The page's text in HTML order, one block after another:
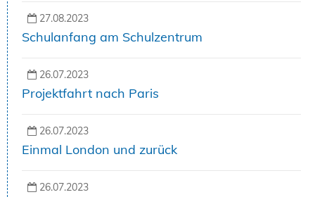
27.08.2023
Schulanfang am Schulzentrum
26.07.2023
Projektfahrt nach Paris
26.07.2023
Einmal London und zurück
26.07.2023